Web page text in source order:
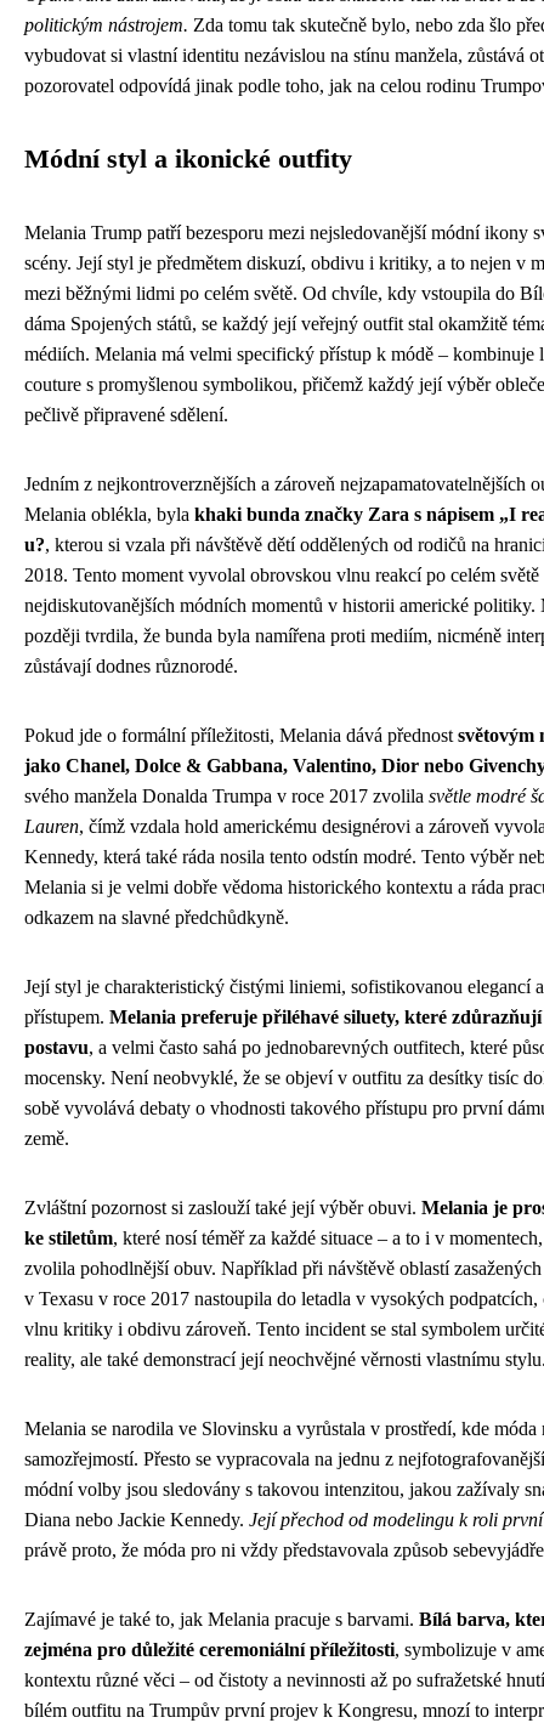
politickým nástrojem. Zda tomu tak skutečně bylo, nebo zda šlo
vybudovat si vlastní identitu nezávislou na stínu manžela, zůstává
pozorovatel odpovídá jinak podle toho, jak na celou rodinu
Módní styl a ikonické outfity
Melania Trump patří bezesporu mezi nejsledovanější módní ikony
scény. Její styl je předmětem diskuzí, obdivu i kritiky, a to nejen v
mezi běžnými lidmi po celém světě. Od chvíle, kdy vstoupila do
dáma Spojených států, se každý její veřejný outfit stal okamžitě
médiích. Melania má velmi specifický přístup k módě – kombinuje
couture s promyšlenou symbolikou, přičemž každý její výběr
pečlivě připravené sdělení.
Jedním z nejkontroverznějších a zároveň nejzapamatovatelnějších
Melania oblékla, byla khaki bunda značky Zara s nápisem „I
u?, kterou si vzala při návštěvě dětí oddělených od rodičů na
2018. Tento moment vyvolal obrovskou vlnu reakcí po celém světě
nejdiskutovanějších módních momentů v historii americké politiky.
později tvrdila, že bunda byla namířena proti mediím, nicméně
zůstávají dodnes různorodé.
Pokud jde o formální příležitosti, Melania dává přednost světovým
jako Chanel, Dolce & Gabbana, Valentino, Dior nebo
svého manžela Donalda Trumpa v roce 2017 zvolila světle modré
Lauren, čímž vzdala hold americkému designérovi a zároveň
Kennedy, která také ráda nosila tento odstín modré. Tento výběr
Melania si je velmi dobře vědoma historického kontextu a ráda
odkazem na slavné předchůdkyně.
Její styl je charakteristický čistými liniemi, sofistikovanou elegancí
přístupem. Melania preferuje přiléhavé siluety, které
postavu, a velmi často sahá po jednobarevných outfitech, které
mocensky. Není neobvyklé, že se objeví v outfitu za desítky tisíc
sobě vyvolává debaty o vhodnosti takového přístupu pro první
země.
Zvláštní pozornost si zaslouží také její výběr obuvi. Melania je
ke stiletům, které nosí téměř za každé situace – a to i v
zvolila pohodlnější obuv. Například při návštěvě oblastí
v Texasu v roce 2017 nastoupila do letadla v vysokých
vlnu kritiky i obdivu zároveň. Tento incident se stal symbolem
reality, ale také demonstrací její neochvějné věrnosti vlastnímu
Melania se narodila ve Slovinsku a vyrůstala v prostředí, kde móda
samozřejmostí. Přesto se vypracovala na jednu z
módní volby jsou sledovány s takovou intenzitou, jakou zažívaly
Diana nebo Jackie Kennedy. Její přechod od modelingu k roli
právě proto, že móda pro ni vždy představovala způsob
Zajímavé je také to, jak Melania pracuje s barvami. Bílá barva,
zejména pro důležité ceremoniální příležitosti, symbolizuje v
kontextu různé věci – od čistoty a nevinnosti až po sufražetské
bílém outfitu na Trumpův první projev k Kongresu, mnozí to